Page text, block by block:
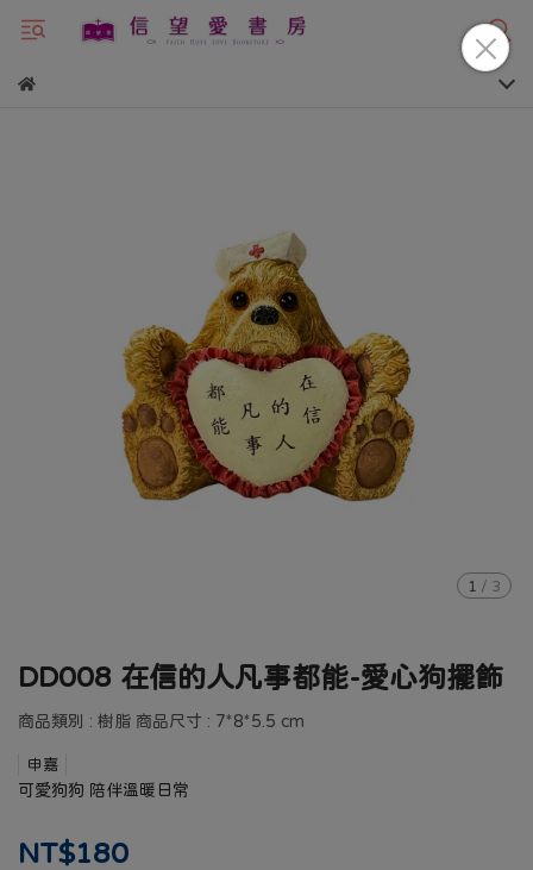
1 / 3
DD008 在信的人凡事都能-愛心狗擺飾
商品類別 : 樹脂 商品尺寸 : 7*8*5.5 cm
申嘉
可愛狗狗 陪伴溫暖日常
NT$180